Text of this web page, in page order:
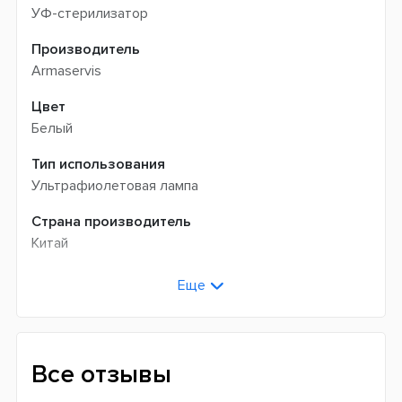
УФ-стерилизатор
Производитель
Armaservis
Цвет
Белый
Тип использования
Ультрафиолетовая лампа
Страна производитель
Китай
Еще
Все отзывы